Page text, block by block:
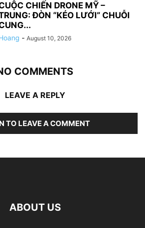
CHIẾN DRONE MỸ –
ĐÒN “KÉO LƯỚI” CHUỖI
- August 10, 2026
COMMENTS
LEAVE A REPLY
TO LEAVE A COMMENT
ABOUT US